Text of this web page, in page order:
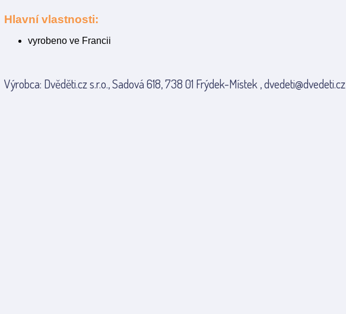
Hlavní vlastnosti:
vyrobeno ve Francii
Výrobca: Dvěděti.cz s.r.o., Sadová 618, 738 01 Frýdek-Místek , dvedeti@dvedeti.cz